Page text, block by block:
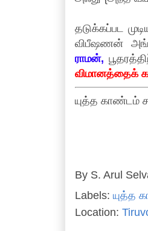
தடுக்கப்பட
விபீஷணன்
ராமன்,
விமானத்தைக்
யுத்த காண்டம்
By S. Arul
Labels: யுத்த
Location: